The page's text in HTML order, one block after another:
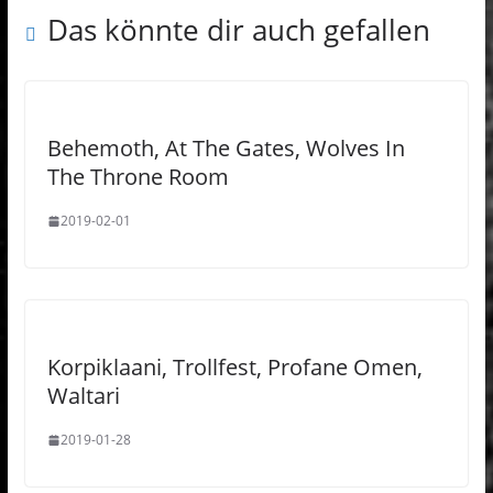
Das könnte dir auch gefallen
Behemoth, At The Gates, Wolves In
The Throne Room
2019-02-01
Korpiklaani, Trollfest, Profane Omen,
Waltari
2019-01-28